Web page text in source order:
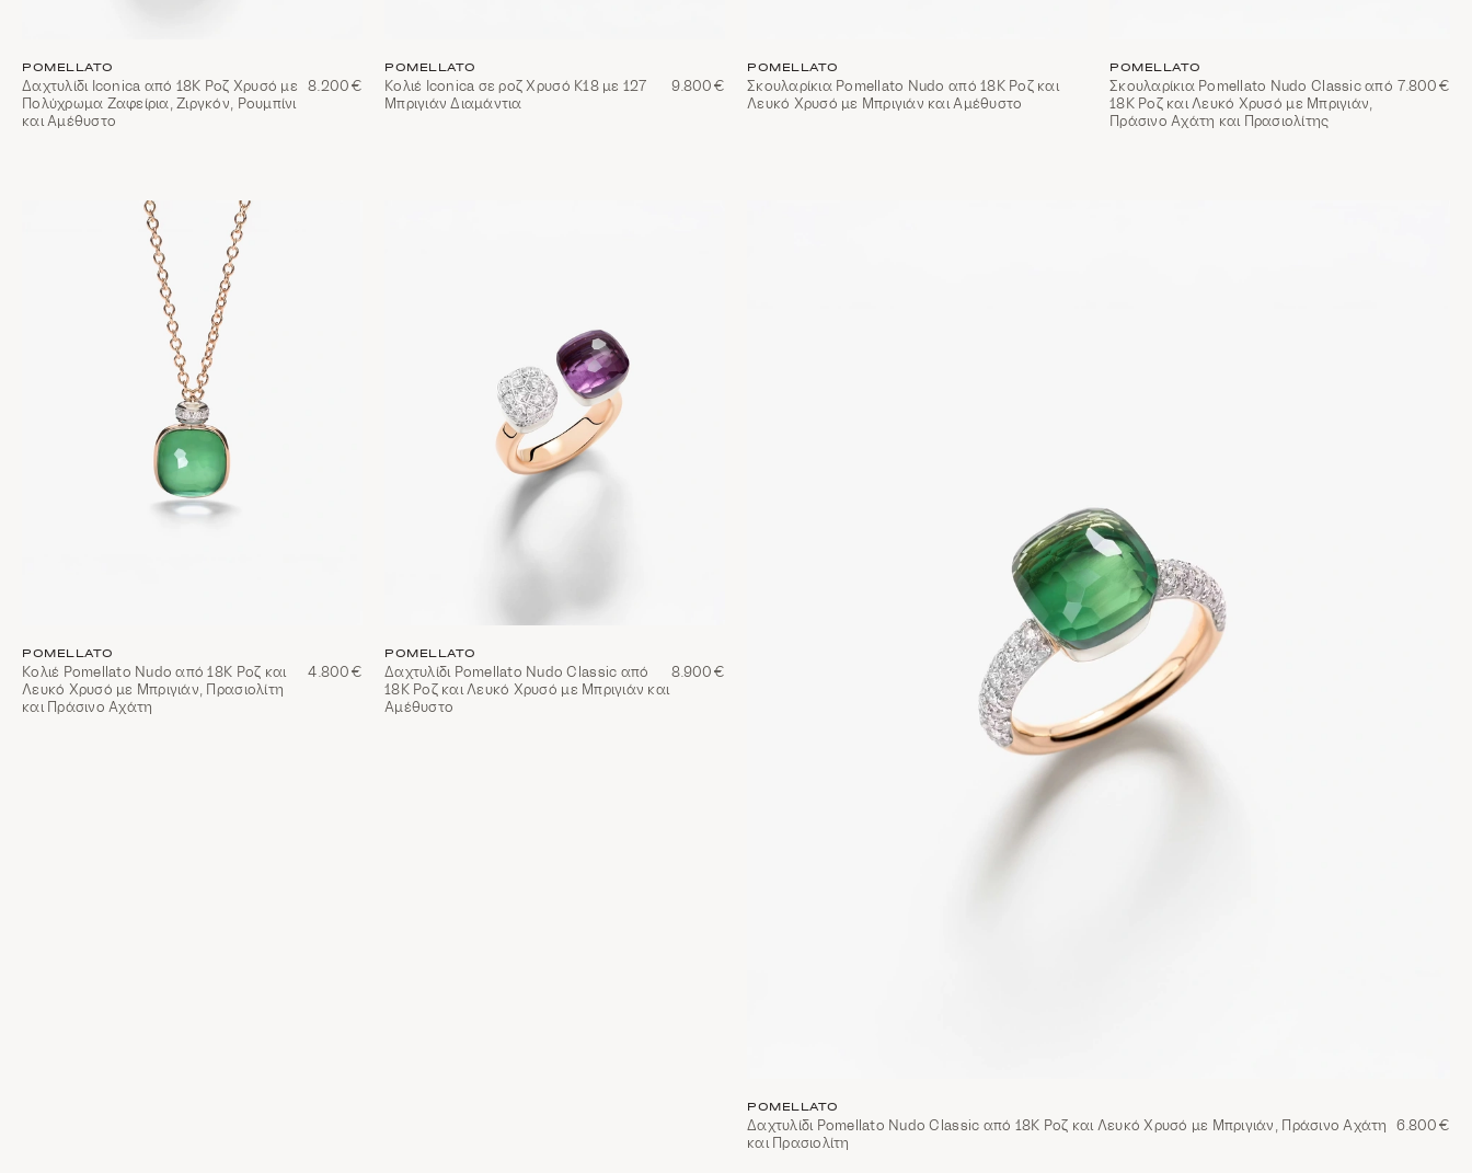
POMELLATO
Δαχτυλίδι Iconica από 18Κ Ροζ Χρυσό με
Πολύχρωμα Ζαφείρια, Ζιργκόν, Ρουμπίνι
και Αμέθυστο
8.200€
POMELLATO
Κολιέ Iconica σε ροζ Χρυσό Κ18 με 127
Μπριγιάν Διαμάντια
9.800€
POMELLATO
Σκουλαρίκια Pomellato Nudo από 18Κ Ροζ και
Λευκό Χρυσό με Μπριγιάν και Αμέθυστο
POMELLATO
Σκουλαρίκια Pomellato Nudo Classic από
18Κ Ροζ και Λευκό Χρυσό με Μπριγιάν,
Πράσινο Αχάτη και Πρασιολίτης
7.800€
POMELLATO
Κολιέ Pomellato Nudo από 18Κ Ροζ και
Λευκό Χρυσό με Μπριγιάν, Πρασιολίτη
και Πράσινο Αχάτη
4.800€
POMELLATO
Δαχτυλίδι Pomellato Nudo Classic από
18Κ Ροζ και Λευκό Χρυσό με Μπριγιάν και
Αμέθυστο
8.900€
POMELLATO
Δαχτυλίδι Pomellato Nudo Classic από 18Κ Ροζ και Λευκό Χρυσό με Μπριγιάν, Πράσινο Αχάτη
και Πρασιολίτη
6.800€